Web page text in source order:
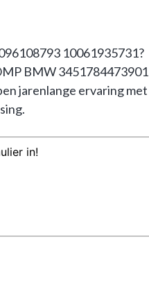
10061935731?
BMW 3451784473901
jarenlange ervaring met
in!